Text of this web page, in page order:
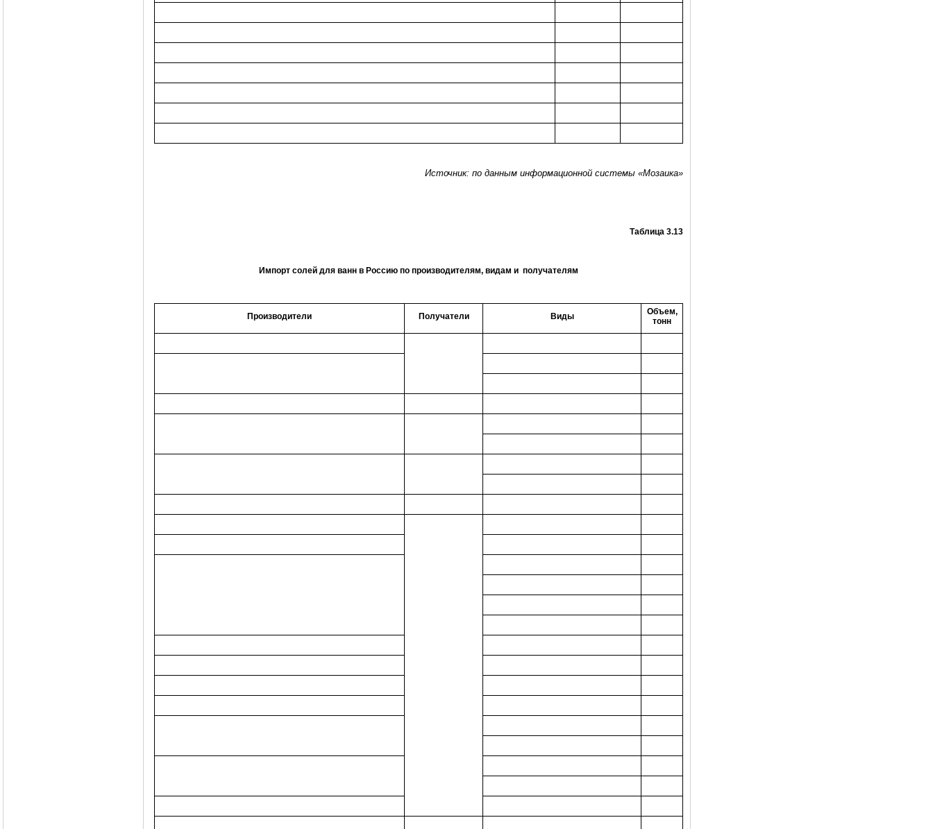
Источник: по данным информационной системы «Мозаика»
Таблица 3.13
Импорт солей для ванн в Россию по производителям, видам и получателям
Производители Получатели Виды
Объем,
тонн